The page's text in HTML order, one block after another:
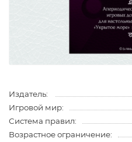
Издатель:
Игровой мир:
Система правил:
Возрастное ограничение: